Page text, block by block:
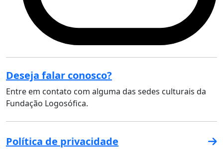
Deseja falar conosco?
Entre em contato com alguma das sedes culturais da
Fundação Logosófica.
Política de privacidade